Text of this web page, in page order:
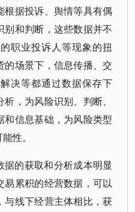
据投诉、舆情等具有偶
和判断，这些数据并不
职业投诉人等现象的扭
的场景下，信息传播、交
决等都通过数据保存下
，为风险识别、判断、
信息基础，为风险类型
性。
的获取和分析成本明显
累积的经营数据，可以
与线下经营主体相比，获